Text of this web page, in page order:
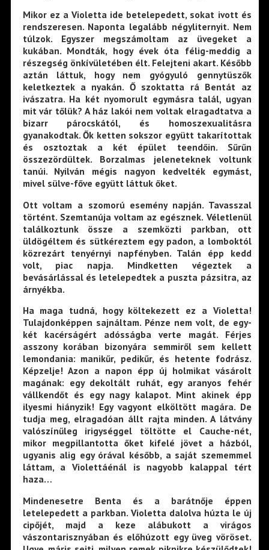
Mikor ez a Violetta ide betelepedett, sokat ivott és
rendszeresen. Naponta legalább négyliternyit. Nem
túlzok. Egyszer megszámoltam az üvegeket a
kukában. Mondták, hogy évek óta félig-meddig a
részegség önkívületében élt. Felejteni akart. Később
aztán láttuk, hogy nem gyógyuló gennytüszők
keletkeztek a nyakán. Ő szoktatta rá Bentát az
ivászatra. Ha két nyomorult egymásra talál, ugyan
mit vár tőlük? A ház lakói nem voltak elragadtatva a
bizarr párocskától, és homoszexualitásra
gyanakodtak. Ők ketten sokszor együtt takarítottak
és osztoztak a két épület teendőin. Sűrűn
összezördültek. Borzalmas jeleneteknek voltunk
tanúi. Nyilván mégis nagyon kedvelték egymást,
mivel sülve-főve együtt láttuk őket.
Ott voltam a szomorú esemény napján. Tavasszal
történt. Szemtanúja voltam az egésznek. Véletlenül
találkoztunk össze a szemközti parkban, ott
üldögéltem és sütkéreztem egy padon, a lomboktól
közrezárt tenyérnyi napfényben. Talán épp kedd
volt, piac napja. Mindketten végeztek a
bevásárlással és letelepedtek a puszta pázsitra, az
árnyékba.
Ha maga tudná, hogy költekezett ez a Violetta!
Tulajdonképpen sajnáltam. Pénze nem volt, de egy-
két kacérságért adósságba verte magát. Férjes
asszony korában bizonyára semmiről sem kellett
lemondania: manikűr, pedikűr, és hetente fodrász.
Képzelje! Azon a napon épp új holmikat vásárolt
magának: egy dekoltált ruhát, egy aranyos fehér
vállkendőt és egy nagy kalapot. Mint akinek épp
ilyesmi hiányzik! Egy vagyont elköltött magára. De
tudja meg, elragadóan állt rajta minden. A látvány
valószínűleg irigységgel töltötte el Cauche-nét,
mikor megpillantotta őket kifelé jövet a házból,
ugyanis alig egy órával később, a saját szememmel
láttam, a Violettáénál is nagyobb kalappal tért
haza…
Mindenesetre Benta és a barátnője éppen
letelepedett a parkban. Violetta dalolva húzta le új
cipőjét, majd a keze alábukott a virágos
vászontarisznyában és előhúzott egy üveg vöröset.